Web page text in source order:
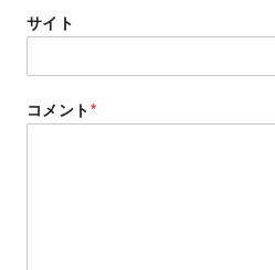
サイト
コメント*